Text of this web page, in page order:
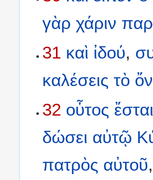
γὰρ χάριν
31 καὶ ἰδού,
καλέσεις τὸ
32 οὗτος
δώσει αὐτῷ
πατρὸς αὐτοῦ,